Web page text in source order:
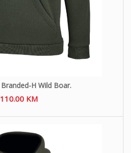
H Wild Boar.
110.00 KM